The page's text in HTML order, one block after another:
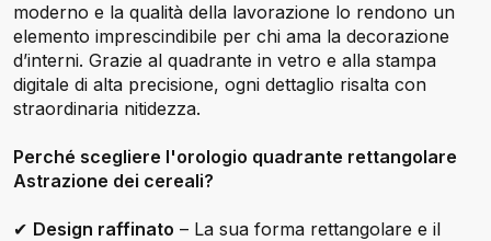
moderno e la qualità della lavorazione lo rendono un
elemento imprescindibile per chi ama la decorazione
d’interni. Grazie al quadrante in vetro e alla stampa
digitale di alta precisione, ogni dettaglio risalta con
straordinaria nitidezza.
Perché scegliere l'orologio quadrante rettangolare
Astrazione dei cereali?
✔ Design raffinato – La sua forma rettangolare e il